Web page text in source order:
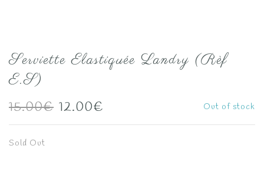
Serviette Elastiquée Landry (Rèf
E.S)
15.00€ Le
prix
12.00€
prix
Out of stock
Sold Out